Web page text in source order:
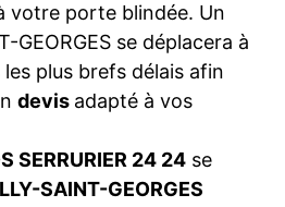
votre porte blindée. Un
GEORGES se déplacera à
les plus brefs délais afin
devis adapté à vos
SERRURIER 24 24 se
SAINT-GEORGES